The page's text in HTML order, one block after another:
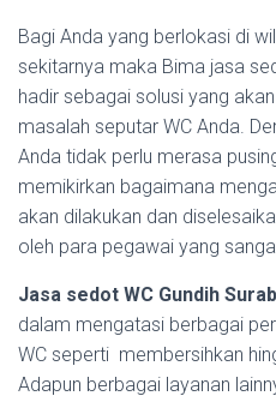
Bagi Anda yang berlokasi di
sekitarnya maka Bima jasa
hadir sebagai solusi yang
masalah seputar WC Anda.
Anda tidak perlu merasa
memikirkan bagaimana
akan dilakukan dan
oleh para pegawai yang
Jasa sedot WC Gundih
dalam mengatasi berbagai
WC seperti membersihkan
Adapun berbagai layanan